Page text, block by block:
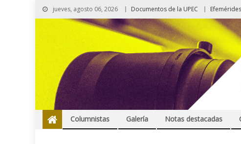
jueves, agosto 06, 2026 Documentos de la UPEC
Columnistas Galería Notas destacadas